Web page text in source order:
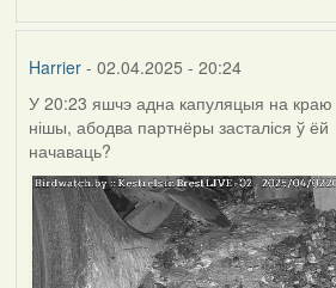
Harrier- 02.04.2025 - 20:24
У 20:23 яшчэ адна капуляцыя на краю
нішы, абодва партнёры засталіся ў ёй
начаваць?